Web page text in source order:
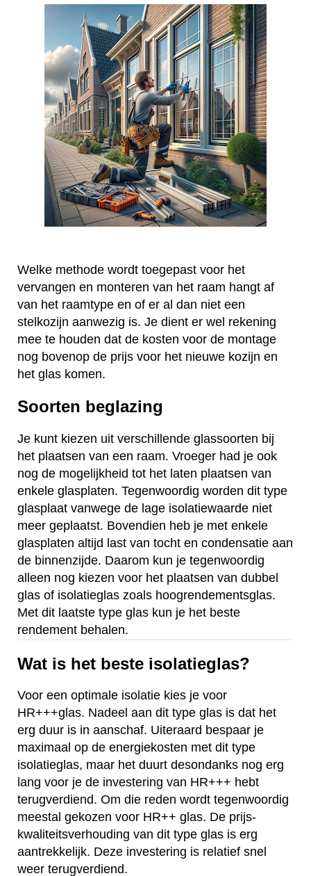
Welke methode wordt toegepast voor het
vervangen en monteren van het raam hangt af
van het raamtype en of er al dan niet een
stelkozijn aanwezig is. Je dient er wel rekening
mee te houden dat de kosten voor de montage
nog bovenop de prijs voor het nieuwe kozijn en
het glas komen.
Soorten beglazing
Je kunt kiezen uit verschillende glassoorten bij
het plaatsen van een raam. Vroeger had je ook
nog de mogelijkheid tot het laten plaatsen van
enkele glasplaten. Tegenwoordig worden dit type
glasplaat vanwege de lage isolatiewaarde niet
meer geplaatst. Bovendien heb je met enkele
glasplaten altijd last van tocht en condensatie aan
de binnenzijde. Daarom kun je tegenwoordig
alleen nog kiezen voor het plaatsen van dubbel
glas of isolatieglas zoals hoogrendementsglas.
Met dit laatste type glas kun je het beste
rendement behalen.
Wat is het beste isolatieglas?
Voor een optimale isolatie kies je voor
HR+++glas. Nadeel aan dit type glas is dat het
erg duur is in aanschaf. Uiteraard bespaar je
maximaal op de energiekosten met dit type
isolatieglas, maar het duurt desondanks nog erg
lang voor je de investering van HR+++ hebt
terugverdiend. Om die reden wordt tegenwoordig
meestal gekozen voor HR++ glas. De prijs-
kwaliteitsverhouding van dit type glas is erg
aantrekkelijk. Deze investering is relatief snel
weer terugverdiend.